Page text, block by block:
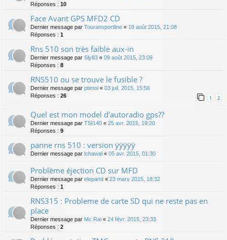
Réponses : 10
Face Avant GPS MFD2 CD
Dernier message par Touransportline « 18 août 2015, 21:08
Réponses : 1
Rns 510 son très faible aux-in
Dernier message par Sly83 « 09 août 2015, 23:09
Réponses : 8
RNS510 ou se trouve le fusible ?
Dernier message par ptimoi « 03 juil. 2015, 15:56
Réponses : 26 1 2
Quel est mon model d'autoradio gps??
Dernier message par TSI140 « 25 avr. 2015, 19:20
Réponses : 9
panne rns 510 : version ÿÿÿÿÿ
Dernier message par lchawal « 05 avr. 2015, 01:30
Problème éjection CD sur MFD
Dernier message par elepand « 23 mars 2015, 18:32
Réponses : 1
RNS315 : Probleme de carte SD qui ne reste pas en
place
Dernier message par Mc Rai « 24 févr. 2015, 23:33
Réponses : 2